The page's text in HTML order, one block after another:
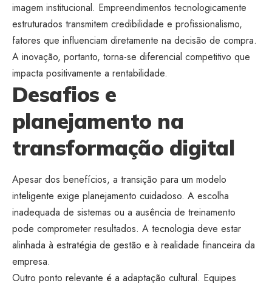
imagem institucional. Empreendimentos tecnologicamente
estruturados transmitem credibilidade e profissionalismo,
fatores que influenciam diretamente na decisão de compra.
A inovação, portanto, torna-se diferencial competitivo que
impacta positivamente a rentabilidade.
Desafios e
planejamento na
transformação digital
Apesar dos benefícios, a transição para um modelo
inteligente exige planejamento cuidadoso. A escolha
inadequada de sistemas ou a ausência de treinamento
pode comprometer resultados. A tecnologia deve estar
alinhada à estratégia de gestão e à realidade financeira da
empresa.
Outro ponto relevante é a adaptação cultural. Equipes